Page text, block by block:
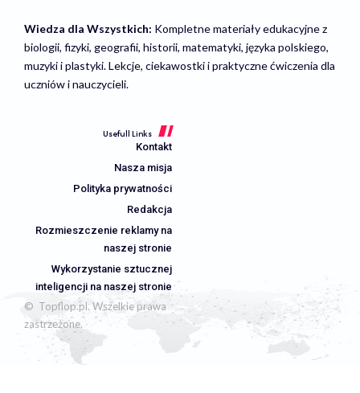
Wiedza dla Wszystkich: Kompletne materiały edukacyjne z
biologii, fizyki, geografii, historii, matematyki, języka polskiego,
muzyki i plastyki. Lekcje, ciekawostki i praktyczne ćwiczenia dla
uczniów i nauczycieli.
Usefull Links
Kontakt
Nasza misja
Polityka prywatności
Redakcja
Rozmieszczenie reklamy na
naszej stronie
Wykorzystanie sztucznej
inteligencji na naszej stronie
© Topflop.pl. Wszelkie prawa
zastrzeżone.